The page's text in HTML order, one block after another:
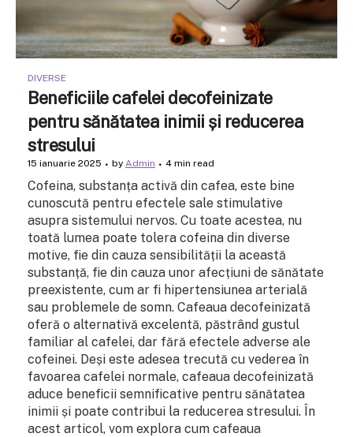
DIVERSE
Beneficiile cafelei decofeinizate
pentru sănătatea inimii și reducerea
stresului
15 ianuarie 2025 by Admin 4 min read
Cofeina, substanța activă din cafea, este bine
cunoscută pentru efectele sale stimulative
asupra sistemului nervos. Cu toate acestea, nu
toată lumea poate tolera cofeina din diverse
motive, fie din cauza sensibilității la această
substanță, fie din cauza unor afecțiuni de sănătate
preexistente, cum ar fi hipertensiunea arterială
sau problemele de somn. Cafeaua decofeinizată
oferă o alternativă excelentă, păstrând gustul
familiar al cafelei, dar fără efectele adverse ale
cofeinei. Deși este adesea trecută cu vederea în
favoarea cafelei normale, cafeaua decofeinizată
aduce beneficii semnificative pentru sănătatea
inimii și poate contribui la reducerea stresului. În
acest articol, vom explora cum cafeaua